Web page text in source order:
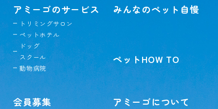
アミーゴのサービス
トリミングサロン
ペットホテル
ドッグ
スクール
動物病院
みんなのペット自慢
ペットHOW TO
会員募集 アミーゴについて